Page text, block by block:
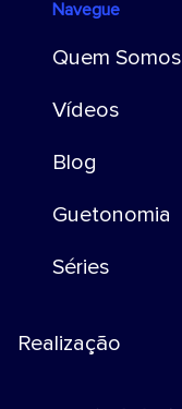
Navegue
Quem Somos
Vídeos
Blog
Guetonomia
Séries
Realização